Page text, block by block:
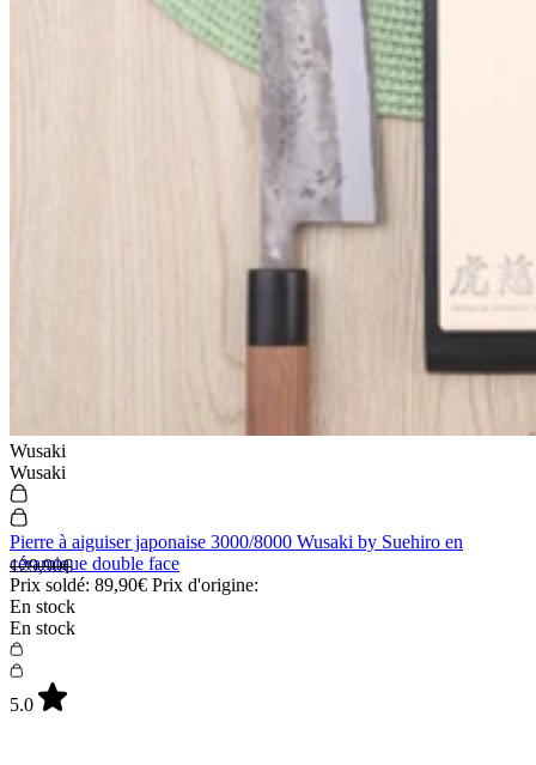
Wusaki
Wusaki
Pierre à aiguiser japonaise 3000/8000 Wusaki by Suehiro en
céramique double face
Prix soldé: 89,90€ Prix d'origine:
129,90€
En stock
En stock
5.0